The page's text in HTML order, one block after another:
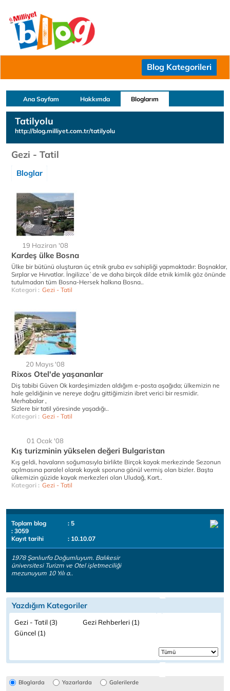
Blog Kategorileri
Ana Sayfam Hakkımda Bloglarım
Tatilyolu
http://blog.milliyet.com.tr/tatilyolu
Gezi - Tatil
Bloglar
19 Haziran '08
Kardeş ülke Bosna
Ülke bir bütünü oluşturan üç etnik gruba ev sahipliği yapmaktadır: Boşnaklar,
Sırplar ve Hırvatlar. İngilizce`de ve daha birçok dilde etnik kimlik göz önünde
tutulmadan tüm Bosna-Hersek halkına Bosna..
Kategori : Gezi - Tatil
20 Mayıs '08
Rixos Otel'de yaşananlar
Diş tabibi Güven Ok kardeşimizden aldığım e-posta aşağıda; ülkemizin ne
hale geldiğinin ve nereye doğru gittiğimizin ibret verici bir resmidir.
Merhabalar ,
Sizlere bir tatil yöresinde yaşadığı..
Kategori : Gezi - Tatil
01 Ocak '08
Kış turizminin yükselen değeri Bulgaristan
Kış geldi, havaların soğumasıyla birlikte Birçok kayak merkezinde Sezonun
açılmasına paralel olarak kayak sporuna gönül vermiş olan bizler. Başta
ülkemizin güzide kayak merkezleri olan Uludağ, Kart..
Kategori : Gezi - Tatil
Toplam blog
: 5
: 3059
Kayıt tarihi
: 10.10.07
1978 Şanlıurfa Doğumluyum. Balıkesir
üniversitesi Turizm ve Otel işletmeciliği
mezunuyum 10 Yılı a..
Yazdığım Kategoriler
Gezi - Tatil (3)
Gezi Rehberleri (1)
Güncel (1)
Bloglarda Yazarlarda Galerilerde